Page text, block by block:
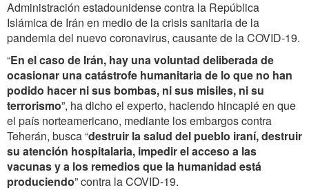
Administración estadounidense contra la República
Islámica de Irán en medio de la crisis sanitaria de la
pandemia del nuevo coronavirus, causante de la COVID-19.
“En el caso de Irán, hay una voluntad deliberada de
ocasionar una catástrofe humanitaria de lo que no han
podido hacer ni sus bombas, ni sus misiles, ni su
terrorismo”, ha dicho el experto, haciendo hincapié en que
el país norteamericano, mediante los embargos contra
Teherán, busca “destruir la salud del pueblo iraní, destruir
su atención hospitalaria, impedir el acceso a las
vacunas y a los remedios que la humanidad está
produciendo” contra la COVID-19.